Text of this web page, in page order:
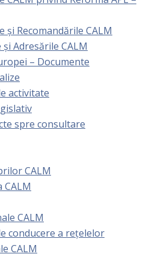
și Recomandările CALM
Adresările CALM
– Documente
activitate
spre consultare
CALM
CALM
CALM
conducere a rețelelor
CALM